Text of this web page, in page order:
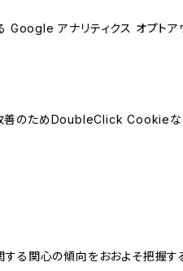
アナリティクス オプトア
改善のためDoubleClick Cookie
る関心の傾向をおおよそ把握